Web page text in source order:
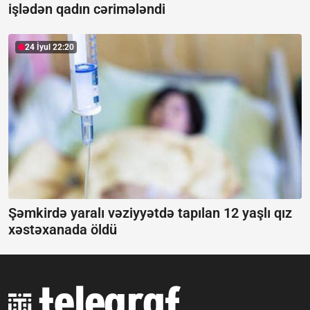
işlədən qadın cərimələndi
24 İyul 22:20
Şəmkirdə yaralı vəziyyətdə tapılan 12 yaşlı qız
xəstəxanada öldü